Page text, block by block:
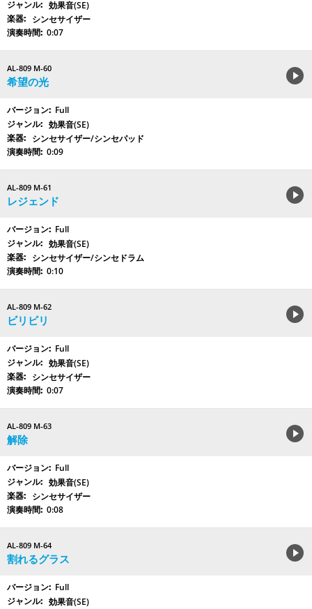
効果音(SE)
シンセサイザー
0:07
AL-809 M-60
希望の光
Full
効果音(SE)
シンセサイザー/シンセパッド
0:09
AL-809 M-61
レジェンド
Full
効果音(SE)
シンセサイザー/シンセドラム
0:10
AL-809 M-62
ビリビリ
Full
効果音(SE)
シンセサイザー
0:07
AL-809 M-63
解除
Full
効果音(SE)
シンセサイザー
0:08
AL-809 M-64
割れるグラス
Full
効果音(SE)